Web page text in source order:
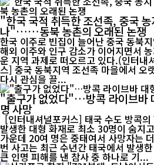
"한국 국적 취득한 조선족, 중국
나"……동북 농촌의 오래된 논쟁
한국 이주로 빈집이 늘어난 중국 동북
해외 이주와 인구 감소가 이어지면서
운 지역 과제로 떠오르고 있다.(인터내셔널포커스)
스] 중국 동북지역 조선족 마을에서 오
다시 관심을 끌...
"출구가 없었다"…방콕 라이브바
명 사망
[인터내셔널포커스] 태국 수도 방콕의
발생한 대형 화재로 최소 30명이 숨지
가운데 20여 명은 중태여서 사망자는
번 사고는 최근 수년간 태국에서 발생
큰 인명 피해를 낸 참사 중 하나로 기...